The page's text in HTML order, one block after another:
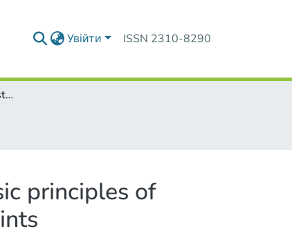
Увійти ISSN 2310-8290
Control of multiscale systems wish constraints 1. Basic principles of concept of evolution of systems with varying constraints
principles of